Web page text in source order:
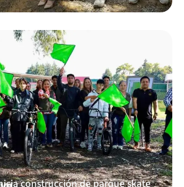
construcción de parque skate